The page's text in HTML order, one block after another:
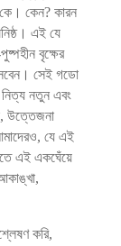
কেন? কারন
এই যে
বৃক্ষের
সেই গডো
নতুন এবং
উত্তেজনা
যে এই
এই একঘেঁয়ে
করি,